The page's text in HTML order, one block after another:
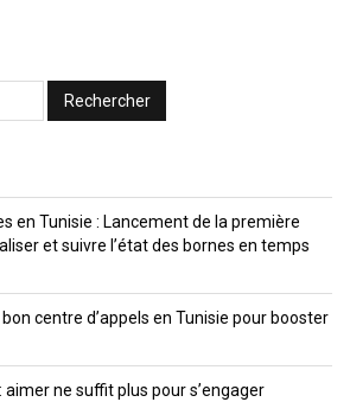
en Tunisie : Lancement de la première
et suivre l’état des bornes en temps
centre d’appels en Tunisie pour booster
aimer ne suffit plus pour s’engager